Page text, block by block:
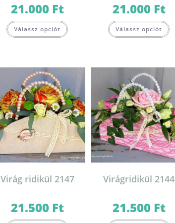
21.000 Ft
Válassz opciót
21.000 Ft
Válassz opciót
Virág ridikül 2147
21.500 Ft
Virágridikül 2144
21.500 Ft